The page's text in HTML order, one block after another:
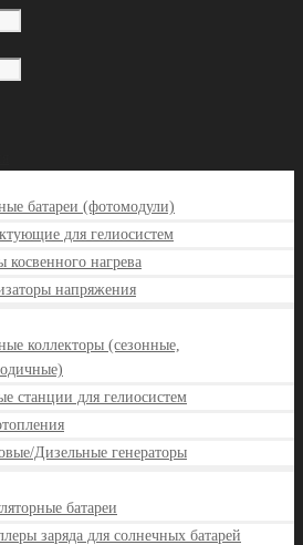
батареи (фотомодули)
для гелиосистем
косвенного нагрева
напряжения
коллекторы (сезонные,
станции для гелиосистем
Дизельные генераторы
батареи
заряда для солнечных батарей